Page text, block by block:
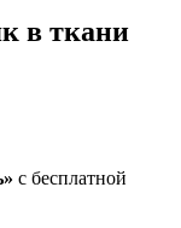
в ткани
с бесплатной